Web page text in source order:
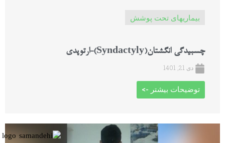
بیماریهای تحت پوشش
چسبیدگی انگشتان(Syndactyly)-ارتوپدی
دی 21, 1401
توضیحات بیشتر ->